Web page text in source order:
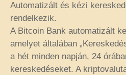
Automatizált és kézi
rendelkezik.
A Bitcoin Bank automatizált
amelyet általában
a hét minden napján, 24
kereskedéseket. A